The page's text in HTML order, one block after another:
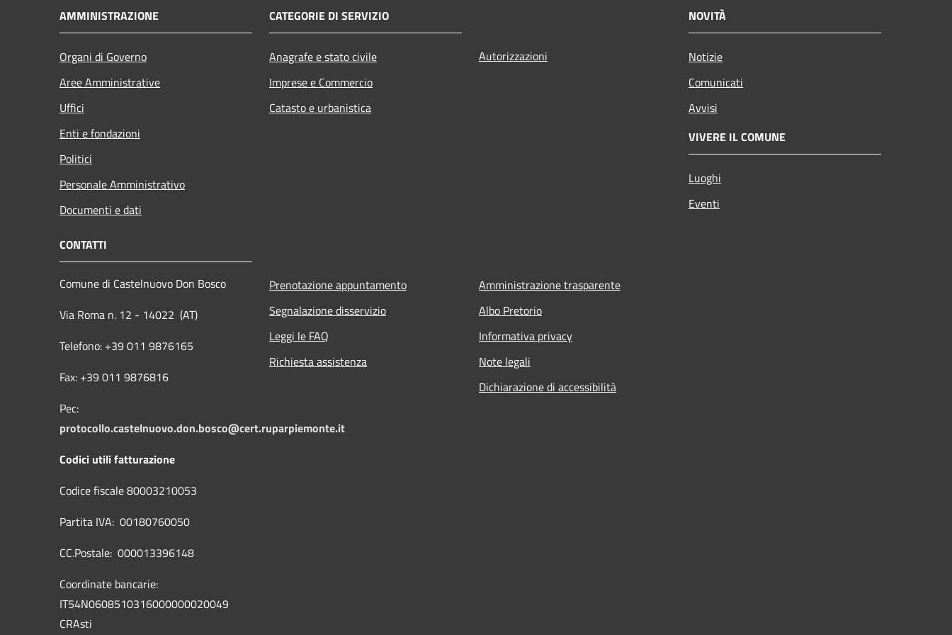
AMMINISTRAZIONE
Organi di Governo
Aree Amministrative
Uffici
Enti e fondazioni
Politici
Personale Amministrativo
Documenti e dati
CATEGORIE DI SERVIZIO
Anagrafe e stato civile
Imprese e Commercio
Catasto e urbanistica
Autorizzazioni
NOVITÀ
Notizie
Comunicati
Avvisi
VIVERE IL COMUNE
Luoghi
Eventi
CONTATTI
Comune di Castelnuovo Don Bosco
Via Roma n. 12 - 14022 (AT)
Telefono: +39 011 9876165
Fax: +39 011 9876816
Pec:
protocollo.castelnuovo.don.bosco@cert.ruparpiemonte.it
Codici utili fatturazione
Codice fiscale 80003210053
Partita IVA: 00180760050
CC.Postale: 000013396148
Coordinate bancarie:
IT54N0608510316000000020049
CRAsti
Prenotazione appuntamento
Segnalazione disservizio
Leggi le FAQ
Richiesta assistenza
Amministrazione trasparente
Albo Pretorio
Informativa privacy
Note legali
Dichiarazione di accessibilità